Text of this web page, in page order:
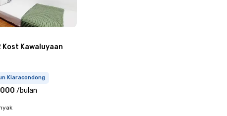
Kost Kawaluyaan
Kiaracondong
/bulan